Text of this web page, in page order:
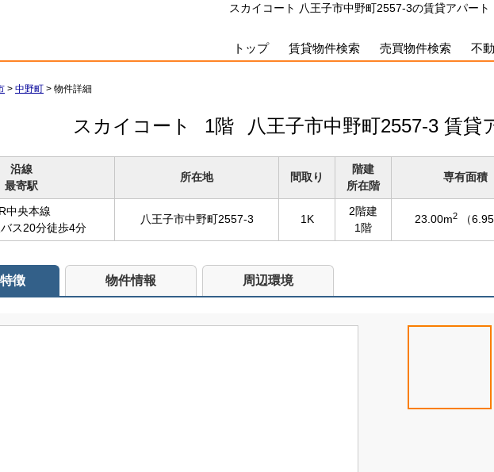
スカイコート 八王子市中野町2557-3の賃貸アパー
トップ 賃貸物件検索 売買物件検索 不
> 中野町 > 物件詳細
スカイコート 1階 八王子市中野町2557-3 賃貸
沿線
最寄駅
所在地 間取り
階建
所在階
専有面積
中央本線
ス20分徒歩4分
八王子市中野町2557-3 1K
2階建
1階
23.00m2 （
徴 物件情報 周辺環境